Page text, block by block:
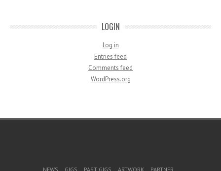
LOGIN
Log in
Entries feed
Comments feed
WordPress.org
NEWS GIGS PAST GIGS ARTWORK PARTNER